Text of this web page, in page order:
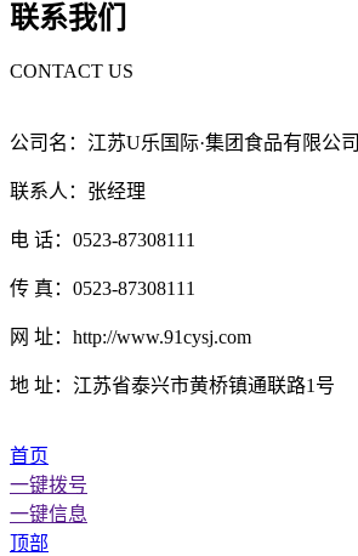
联系我们
CONTACT US
公司名：江苏U乐国际·集团食品有限公司
联系人：张经理
电 话：0523-87308111
传 真：0523-87308111
网 址：http://www.91cysj.com
地 址：江苏省泰兴市黄桥镇通联路1号
首页
一键拨号
一键信息
顶部